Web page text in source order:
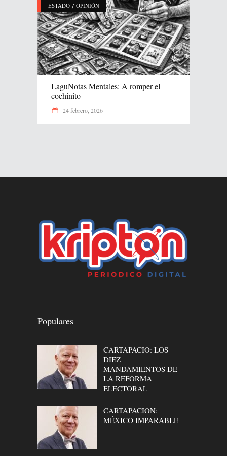
ESTADO / OPINIÓN
LaguNotas Mentales: A romper el
cochinito
24 febrero, 2026
Populares
CARTAPACIO: LOS
DIEZ
MANDAMIENTOS DE
LA REFORMA
ELECTORAL
CARTAPACION:
MÉXICO IMPARABLE